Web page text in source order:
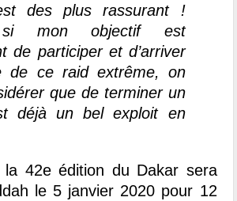
des plus rassurant !
mon objectif est
de participer et d’arriver
de ce raid extrême, on
que de terminer un
déjà un bel exploit en
42e édition du Dakar sera
le 5 janvier 2020 pour 12